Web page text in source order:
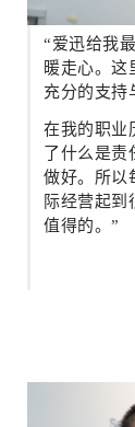
“爱迅给我
暖走心。这
充分的支持
在我的职业
了什么是
做好。所以
际经营起
值得的。”